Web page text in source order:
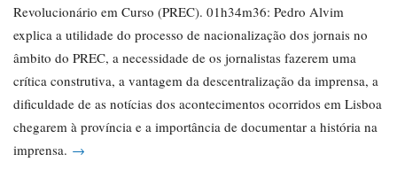
Revolucionário em Curso (PREC). 01h34m36: Pedro Alvim
explica a utilidade do processo de nacionalização dos jornais no
âmbito do PREC, a necessidade de os jornalistas fazerem uma
crítica construtiva, a vantagem da descentralização da imprensa, a
dificuldade de as notícias dos acontecimentos ocorridos em Lisboa
chegarem à província e a importância de documentar a história na
imprensa. →